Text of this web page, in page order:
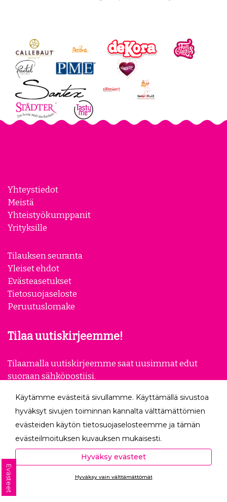
Yhteystiedot
Meistä
Yhteistyökumppanit
Yrityksille
Tilauksen seuranta
Yleiset ehdot
Evästeasetukset
Tietosuojaseloste
Peruutuslomake
Tilaa uutiskirjeemme!
Tilaamalla uutiskirjeemme saat uusimmat edut
suoraan sähköpostiisi.
Seuraa meitä
Käytämme evästeitä sivullamme. Käyttämällä sivustoa
hyväksyt sivujen toiminnan kannalta välttämättömien
evästeiden käytön tietosuojaselosteemme ja tämän
evästeilmoituksen kuvauksen mukaisesti.
Hyväksyessäsi analytiikka- ja markkinointievästeet
autat meitä mittaamaan ja analysoimaan
verkkosivumme toimintaa ja käyttöä (Analytiikka ja
Hyväksy evästeet
Hyväksy vain välttämättömät
Evästeet